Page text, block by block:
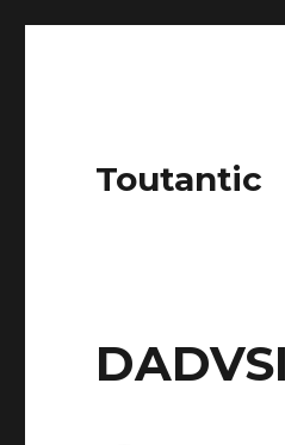
Toutantic